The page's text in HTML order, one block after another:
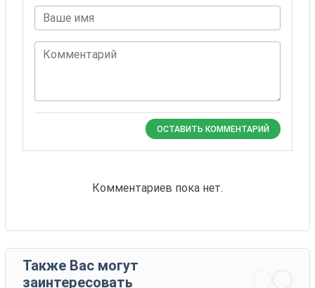
Ваше имя
Комментарий
ОСТАВИТЬ КОММЕНТАРИЙ
Комментариев пока нет.
Также Вас могут
заинтересовать